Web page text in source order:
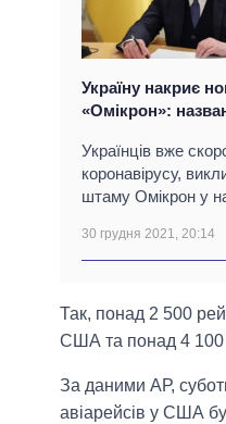
Україну накриє
«Омікрон»:
Українців вже
коронавірусу,
штаму Омікрон у
30 грудня 2021, 20:14
Так, понад 2 500
США та понад 4 100
За даними АР,
авіарейсів у США